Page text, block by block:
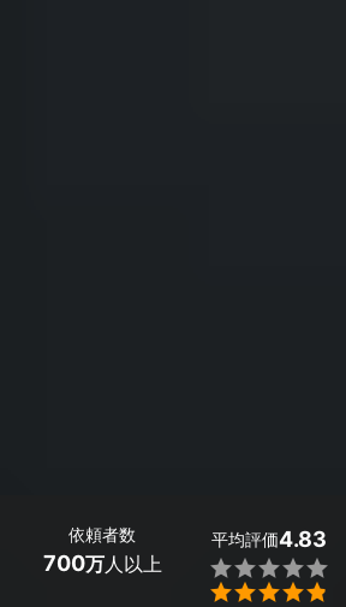
依頼者数
700万人以上
平均評価4.83

